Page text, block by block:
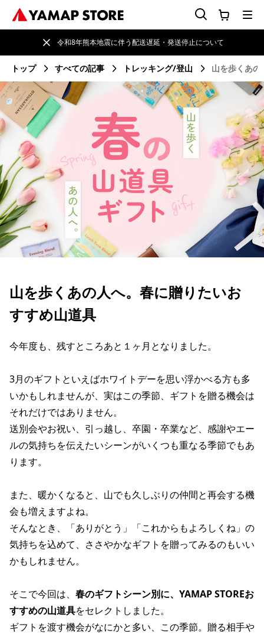
令和8年熊本地震に伴う配送遅延・発送停止について
トップ すべての記事 トレッキング/登山 山を歩くあ
山を歩くあの人へ。春に​贈りたい​お
すすめ山道具
今年度も、残すところあと１ヶ月となりました。
3月のギフトといえばホワイトデーを思い浮かべる方も多
いかもしれませんが、実はこの季節、ギフトを贈る機会は
それだけではありません。
送別会やお祝い、引っ越し、卒園・卒業など、感謝やエー
ルの気持ちを伝えたいシーンがいくつも重なる季節でもあ
ります。
また、暖かくなると、山でも久しぶりの仲間と再会する機
会も増えますよね。
そんなとき、「ありがとう」「これからもよろしくね」の
気持ちを込めて、ささやかなギフトを贈ってみるのもいい
かもしれません。
そこで今回は、 春のギフトシーン別に、YAMAP STOREお
すすめの山道具をセレクトしました。
ギフトを渡す機会がなにかと多い、この季節。贈る相手や